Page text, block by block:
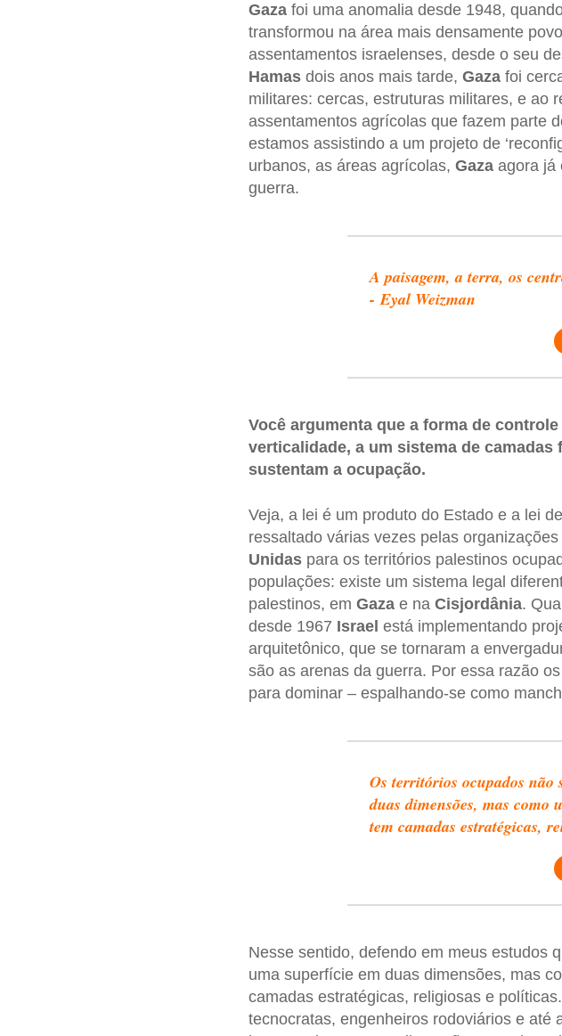
Gazafoi uma anomalia desde 1948,
transformou na área mais densamente
assentamentos israelenses, desde o seu
Hamasdois anos mais tarde, Gazafoi
militares: cercas, estruturas militares, e ao
assentamentos agrícolas que fazem parte
estamos assistindo a um projeto de
urbanos, as áreas agrícolas, Gazaagora já
guerra.
A paisagem, a terra, os
- Eyal Weizman
Você argumenta que a forma de
verticalidade, a um sistema de
sustentam a ocupação.
Veja, a lei é um produto do Estado e a lei
ressaltado várias vezes pelas
Unidaspara os territórios palestinos
populações: existe um sistema legal
palestinos, em Gazae na Cisjordânia.
desde 1967 Israel está implementando
arquitetônico, que se tornaram a
são as arenas da guerra. Por essa razão
para dominar – espalhando-se como
Os territórios ocupados não
duas dimensões, mas
tem camadas estratégicas,
Nesse sentido, defendo em meus estudos
uma superfície em duas dimensões, mas
camadas estratégicas, religiosas e
tecnocratas, engenheiros rodoviários e até